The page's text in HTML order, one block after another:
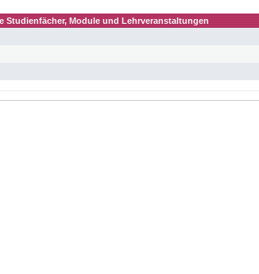
Studienfächer, Module und Lehrveranstaltungen